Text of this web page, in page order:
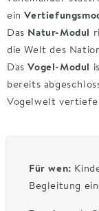
ein
Das Natur-Modul
die Welt des
DasVogel-Modul
bereits
Vogelwelt
Für wen:
Begleitung